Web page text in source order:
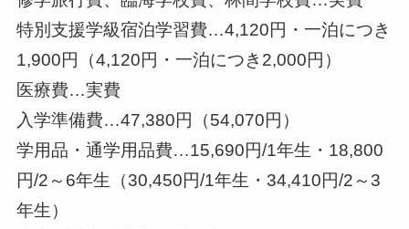
特別支援学級宿泊学習費…4,120円・一泊につき
1,900円（4,120円・一泊につき2,000円）
医療費…実費
入学準備費…47,380円（54,070円）
学用品・通学用品費…15,690円/1年生・18,800
円/2～6年生（30,450円/1年生・34,410円/2～3
年生）